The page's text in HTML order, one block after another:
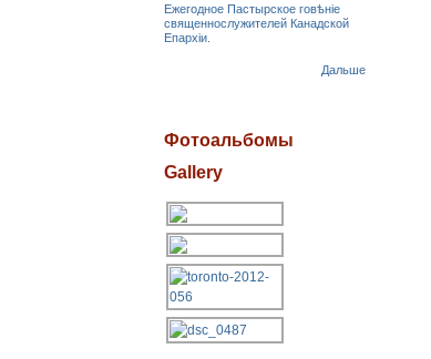
Ежегодное Пастырское говѣніе
священнослужителей Канадской
Епархіи.
Дальше
Фотоальбомы
Gallery